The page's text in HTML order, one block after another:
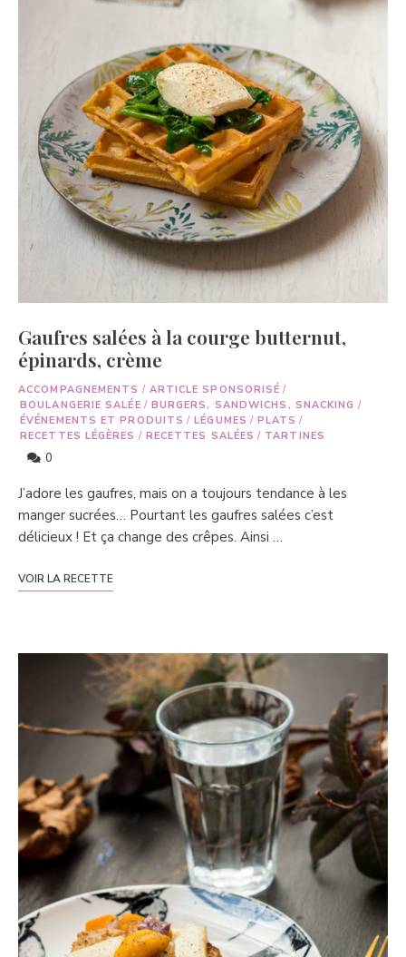
Gaufres salées à la courge butternut,
épinards, crème
ACCOMPAGNEMENTS / ARTICLE SPONSORISÉ /
BOULANGERIE SALÉE / BURGERS, SANDWICHS, SNACKING /
ÉVÉNEMENTS ET PRODUITS / LÉGUMES / PLATS /
RECETTES LÉGÈRES / RECETTES SALÉES / TARTINES
0
J’adore les gaufres, mais on a toujours tendance à les
manger sucrées… Pourtant les gaufres salées c’est
délicieux ! Et ça change des crêpes. Ainsi …
VOIR LA RECETTE